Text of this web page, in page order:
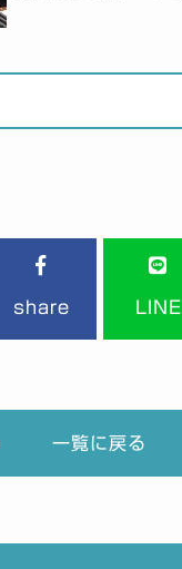
share LINE
一覧に戻る